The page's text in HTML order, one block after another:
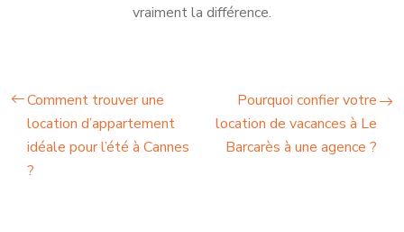
vraiment la différence.
Comment trouver une
location d’appartement
idéale pour l’été à Cannes
?
Pourquoi confier votre
location de vacances à Le
Barcarès à une agence ?